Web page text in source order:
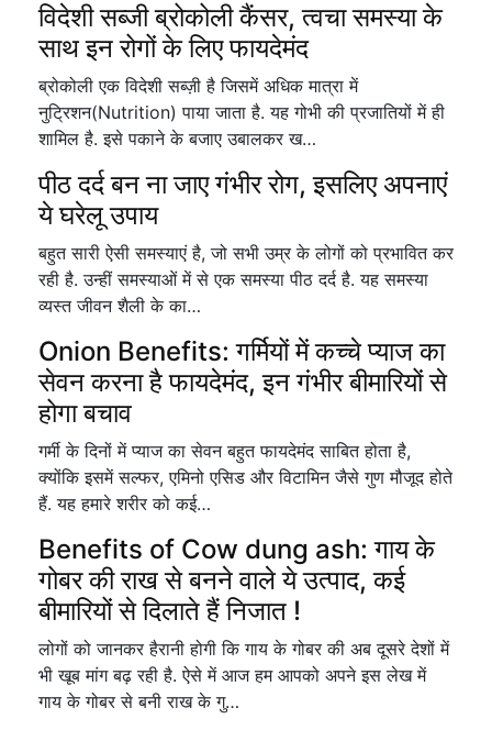
विदेशी सब्जी ब्रोकोली कैंसर, त्वचा समस्या के
साथ इन रोगों के लिए फायदेमंद
ब्रोकोली एक विदेशी सब्ज़ी है जिसमें अधिक मात्रा में
नुट्रिशन(Nutrition) पाया जाता है. यह गोभी की प्रजातियों में ही
शामिल है. इसे पकाने के बजाए उबालकर ख…
पीठ दर्द बन ना जाए गंभीर रोग, इसलिए अपनाएं
ये घरेलू उपाय
बहुत सारी ऐसी समस्याएं है, जो सभी उम्र के लोगों को प्रभावित कर
रही है. उन्हीं समस्याओं में से एक समस्या पीठ दर्द है. यह समस्या
व्यस्त जीवन शैली के का…
Onion Benefits: गर्मियों में कच्चे प्याज का
सेवन करना है फायदेमंद, इन गंभीर बीमारियों से
होगा बचाव
गर्मी के दिनों में प्याज का सेवन बहुत फायदेमंद साबित होता है,
क्योंकि इसमें सल्फर, एमिनो एसिड और विटामिन जैसे गुण मौजूद होते
हैं. यह हमारे शरीर को कई…
Benefits of Cow dung ash: गाय के
गोबर की राख से बनने वाले ये उत्पाद, कई
बीमारियों से दिलाते हैं निजात !
लोगों को जानकर हैरानी होगी कि गाय के गोबर की अब दूसरे देशों में
भी खूब मांग बढ़ रही है. ऐसे में आज हम आपको अपने इस लेख में
गाय के गोबर से बनी राख के गु…